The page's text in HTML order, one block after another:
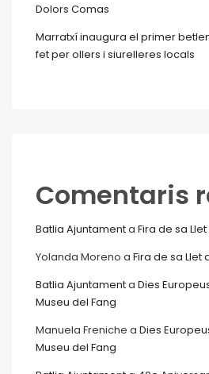
Dolors Comas
Marratxí inaugura el primer
fet per ollers i siurelleres locals
Comentaris
Batlia Ajuntamenta Fira de sa
Yolanda Moreno a Fira de sa Llet
Batlia Ajuntamenta Dies
Museu del Fang
Manuela Freniche a Dies
Museu del Fang